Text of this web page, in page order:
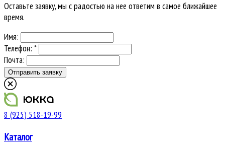
Оставьте заявку, мы с радостью на нее ответим в самое ближайшее
время.
Имя:
Телефон: *
Почта:
8 (925) 518-19-99
Каталог